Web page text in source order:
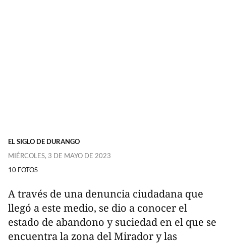
EL SIGLO DE DURANGO
MIÉRCOLES, 3 DE MAYO DE 2023
10 FOTOS
A través de una denuncia ciudadana que
llegó a este medio, se dio a conocer el
estado de abandono y suciedad en el que se
encuentra la zona del Mirador y las